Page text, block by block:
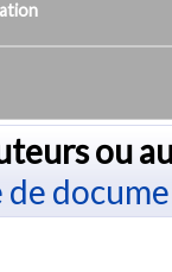
ou
de